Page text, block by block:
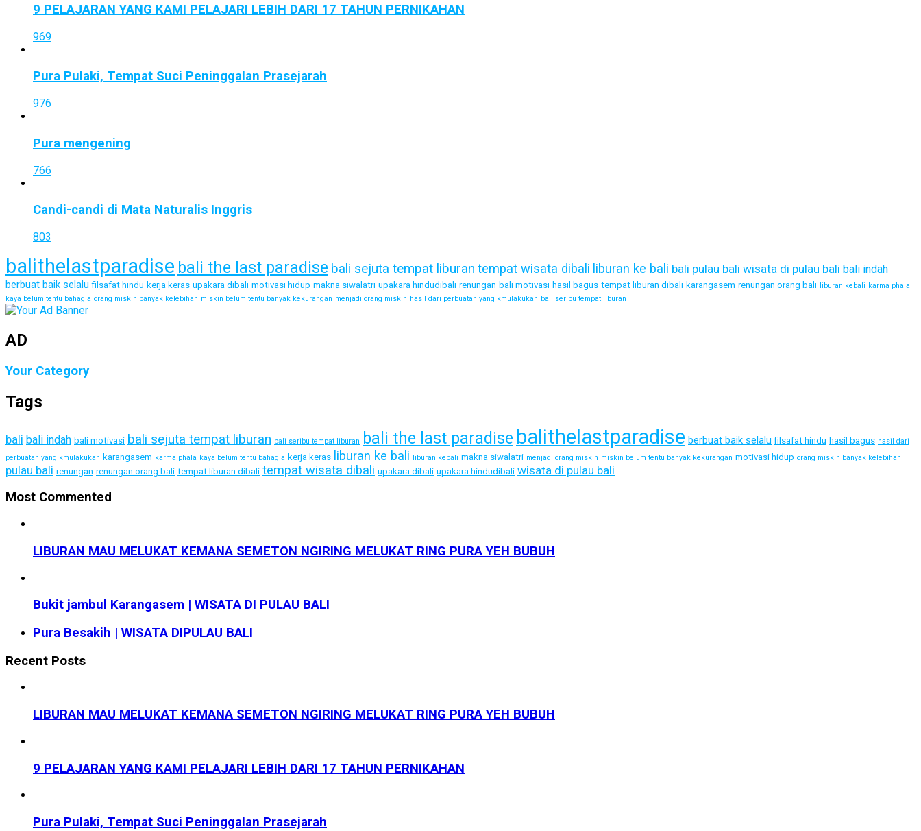
9 PELAJARAN YANG KAMI PELAJARI LEBIH DARI 17 TAHUN PERNIKAHAN
969
Pura Pulaki, Tempat Suci Peninggalan Prasejarah
976
Pura mengening
766
Candi-candi di Mata Naturalis Inggris
803
balithelastparadise bali the last paradise bali sejuta tempat liburan tempat wisata dibali liburan ke bali bali pulau bali wisata di pulau bali bali indah
berbuat baik selalu filsafat hindu kerja keras upakara dibali motivasi hidup makna siwalatri upakara hindudibali renungan bali motivasi hasil bagus tempat liburan dibali karangasem renungan orang bali liburan kebali karma phala
kaya belum tentu bahagia orang miskin banyak kelebihan miskin belum tentu banyak kekurangan menjadi orang miskin hasil dari perbuatan yang kmulakukan bali seribu tempat liburan
AD
Your Category
Tags
bali bali indah bali motivasi bali sejuta tempat liburan bali seribu tempat liburan bali the last paradise balithelastparadise berbuat baik selalu filsafat hindu hasil bagus hasil dari
perbuatan yang kmulakukan karangasem karma phala kaya belum tentu bahagia kerja keras liburan ke bali liburan kebali makna siwalatri menjadi orang miskin miskin belum tentu banyak kekurangan motivasi hidup orang miskin banyak kelebihan
pulau bali renungan renungan orang bali tempat liburan dibali tempat wisata dibali upakara dibali upakara hindudibali wisata di pulau bali
Most Commented
LIBURAN MAU MELUKAT KEMANA SEMETON NGIRING MELUKAT RING PURA YEH BUBUH
Bukit jambul Karangasem | WISATA DI PULAU BALI
Pura Besakih | WISATA DIPULAU BALI
Recent Posts
LIBURAN MAU MELUKAT KEMANA SEMETON NGIRING MELUKAT RING PURA YEH BUBUH
9 PELAJARAN YANG KAMI PELAJARI LEBIH DARI 17 TAHUN PERNIKAHAN
Pura Pulaki, Tempat Suci Peninggalan Prasejarah